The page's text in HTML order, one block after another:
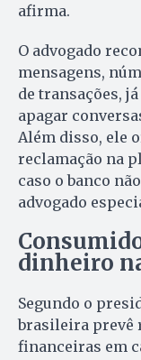
afirma.
O advogado
mensagens,
de transações,
apagar
Além disso, ele
reclamação na
caso o banco
advogado
dinheiro
Segundo o
brasileira prevê
financeiras em